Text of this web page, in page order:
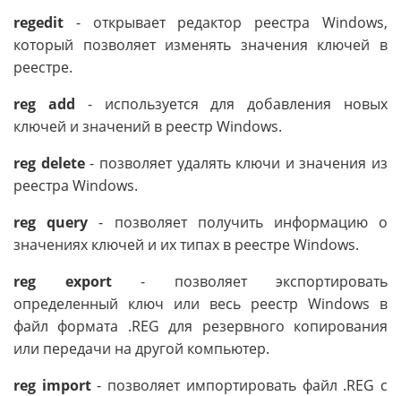
regedit - открывает редактор реестра Windows,
который позволяет изменять значения ключей в
реестре.
reg add - используется для добавления новых
ключей и значений в реестр Windows.
reg delete- позволяет удалять ключи и значения из
реестра Windows.
reg query - позволяет получить информацию о
значениях ключей и их типах в реестре Windows.
reg export- позволяет экспортировать
определенный ключ или весь реестр Windows в
файл формата .REG для резервного копирования
или передачи на другой компьютер.
reg import- позволяет импортировать файл .REG с